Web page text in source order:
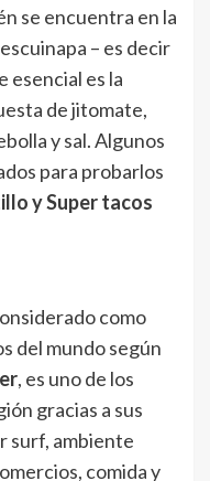
se encuentra en la
– es decir
esencial es la
de jitomate,
y sal. Algunos
para probarlos
y Super tacos
como
del mundo según
, es uno de los
gracias a sus
surf, ambiente
comida y